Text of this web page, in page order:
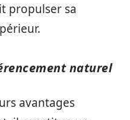
propulser sa
naturel
avantages